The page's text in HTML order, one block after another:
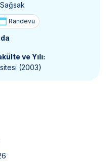
Randevu
ve Yılı:
(2003)